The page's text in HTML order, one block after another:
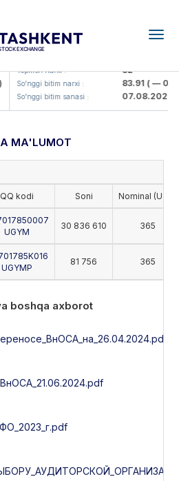
KFSK (<Kafolat sug'urta
Yopilish narxi : 82
So'nggi bitim narxi : 83.91( — 0.0 )
So'nggi bitim sanasi : 07.08.2026
MA'LUMOT
QQ kodi Soni Nominal (UZS)
UGYM
30 836 610 365
UGYMP
81 756 365
boshqa axborot